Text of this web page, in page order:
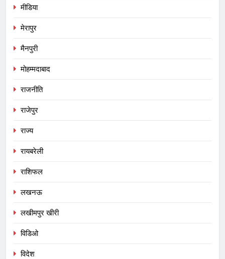
मीडिया
मेरापुर
मैनपुरी
मोहम्मदाबाद
राजनीति
राजेपुर
राज्य
रायबरेली
राशिफल
लखनऊ
लखीमपुर खीरी
विडिओ
विदेश